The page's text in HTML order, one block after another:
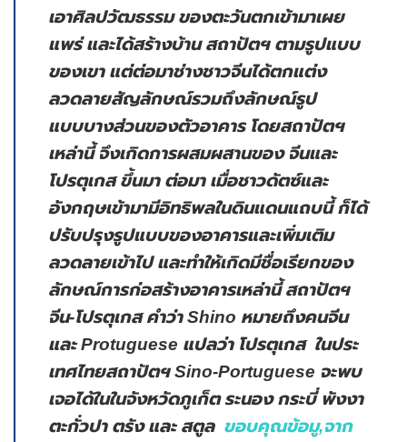
เอาศิลปวัฒธรรม ของตะวันตกเข้ามาเผย
แพร่ และได้สร้างบ้าน สถาปัตฯ ตามรูปแบบ
ของเขา แต่ต่อมาช่างชาวจีนได้ตกแต่ง
ลวดลายสัญลักษณ์รวมถึงลักษณ์รูป
แบบบางส่วนของตัวอาคาร โดยสถาปัตฯ
เหล่านี้ จึงเกิดการผสมผสานของ จีนและ
โปรตุเกส ขึ้นมา ต่อมา เมื่อชาวดัตซ์และ
อังกฤษเข้ามามีอิทธิพลในดินแดนแถบนี้ ก็ได้
ปรับปรุงรูปแบบของอาคารและเพิ่มเติม
ลวดลายเข้าไป และทำให้เกิดมีชื่อเรียกของ
ลักษณ์การก่อสร้างอาคารเหล่านี้ สถาปัตฯ
จีน-โปรตุเกส คำว่า Shino หมายถึงคนจีน
และ Protuguese แปลว่า โปรตุเกส ในประ
เทศไทยสถาปัตฯ Sino-Portuguese จะพบ
เจอได้ในในจังหวัดภูเก็ต ระนอง กระบี่ พังงา
ตะกั่วปา ตรัง และ สตูล ขอบคุณข้อมู,จาก